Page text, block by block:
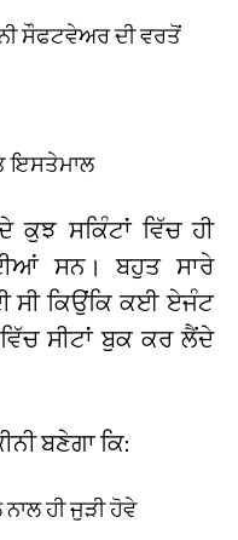
ਸੌਫਟਵੇਅਰ ਦੀ ਵਰਤੋਂ
ਇਸਤੇਮਾਲ
ਕੁਝ ਸਕਿੰਟਾਂ ਵਿੱਚ ਹੀ
ਸਨ। ਬਹੁਤ ਸਾਰੇ
ਸੀ ਕਿਉਂਕਿ ਕਈ ਏਜੰਟ
ਸੀਟਾਂ ਬੁਕ ਕਰ ਲੈਂਦੇ
ਬਣੇਗਾ ਕਿ:
ਹੀ ਜੁੜੀ ਹੋਵੇ